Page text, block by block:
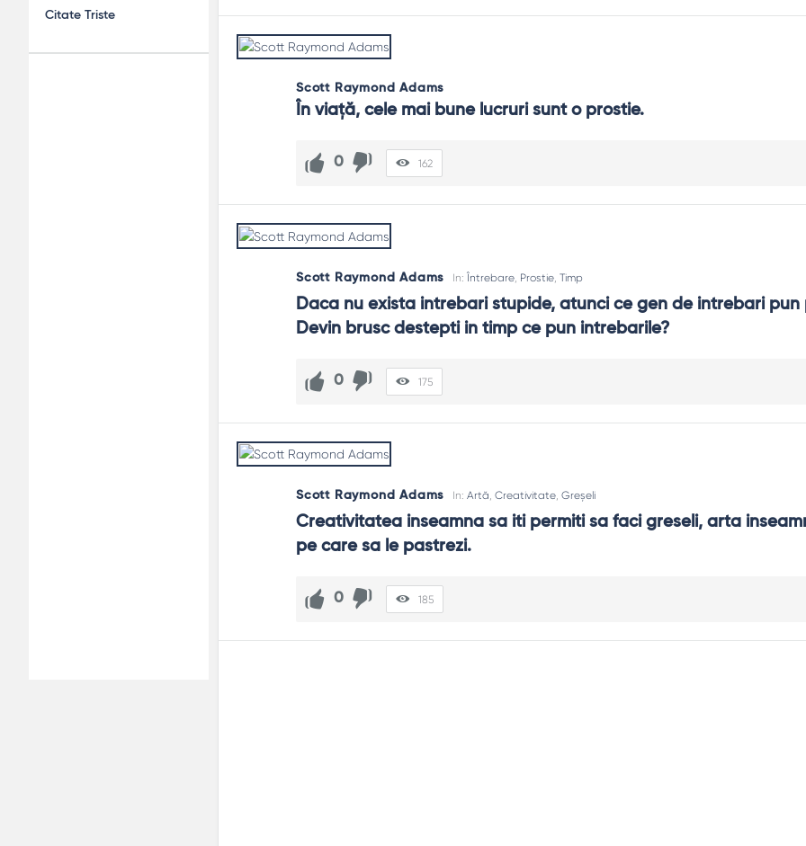
Scott Raymond Adams
În viaţă, cele mai bune lucruri sunt o prostie.
0 162
Scott Raymond Adams In:Întrebare Prostie ,Timp
Daca nu exista intrebari stupide, atunci ce gen de intrebari pun
Devin brusc destepti in timp ce pun intrebarile?
0 175
Scott Raymond Adams In:Artă,Creativitate,Greșeli
Creativitatea inseamna sa iti permiti sa faci greseli, arta
pe care sa le pastrezi.
0 185
Citate Triste